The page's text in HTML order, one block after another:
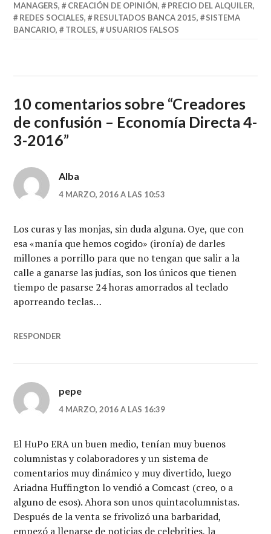
MANAGERS, CREACIÓN DE OPINIÓN, PRECIO DEL ALQUILER,
REDES SOCIALES, RESULTADOS BANCA 2015,
SISTEMA
BANCARIO, TROLES, USUARIOS FALSOS
10 comentarios sobre “Creadores
de confusión – Economía Directa 4-
3-2016”
Alba
4 MARZO, 2016 A LAS 10:53
Los curas y las monjas, sin duda alguna. Oye, que con
esa «manía que hemos cogido» (ironía) de darles
millones a porrillo para que no tengan que salir a la
calle a ganarse las judías, son los únicos que tienen
tiempo de pasarse 24 horas amorrados al teclado
aporreando teclas…
RESPONDER
pepe
4 MARZO, 2016 A LAS 16:39
El HuPo ERA un buen medio, tenían muy buenos
columnistas y colaboradores y un sistema de
comentarios muy dinámico y muy divertido, luego
Ariadna Huffington lo vendió a Comcast (creo, o a
alguno de esos). Ahora son unos quintacolumnistas.
Después de la venta se frivolizó una barbaridad,
empezó a llenarse de noticias de celebrities, la